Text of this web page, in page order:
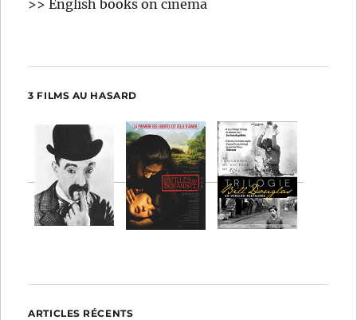
>> English books on cinema
3 FILMS AU HASARD
ARTICLES RÉCENTS